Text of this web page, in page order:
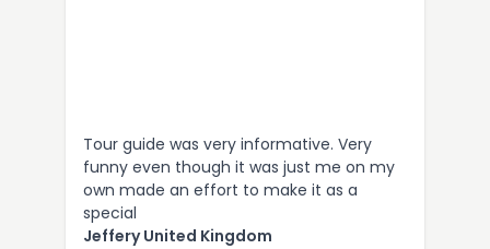
Tour guide was very informative. Very
funny even though it was just me on my
own made an effort to make it as a
special
Jeffery United Kingdom